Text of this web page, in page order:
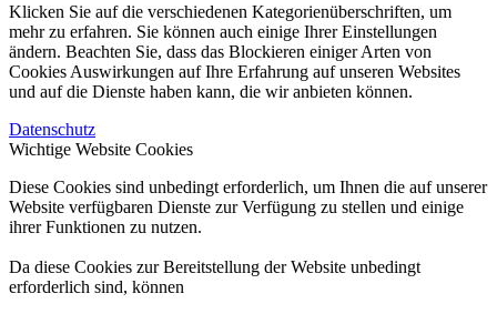
Klicken Sie auf die verschiedenen Kategorienüberschriften, um
mehr zu erfahren. Sie können auch einige Ihrer Einstellungen
ändern. Beachten Sie, dass das Blockieren einiger Arten von
Cookies Auswirkungen auf Ihre Erfahrung auf unseren Websites
und auf die Dienste haben kann, die wir anbieten können.
Datenschutz
Wichtige Website Cookies
Diese Cookies sind unbedingt erforderlich, um Ihnen die auf unserer
Website verfügbaren Dienste zur Verfügung zu stellen und einige
ihrer Funktionen zu nutzen.
Da diese Cookies zur Bereitstellung der Website unbedingt
erforderlich sind, können